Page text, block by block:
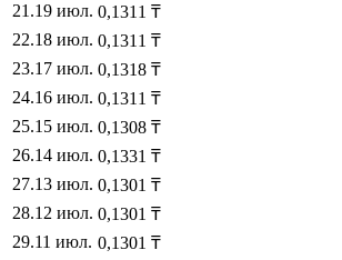
21 .19 июл. 0,1311 ₸
22.18 июл. 0,1311 ₸
23.17 июл. 0,1318 ₸
24.16 июл. 0,1311 ₸
25.15 июл. 0,1308 ₸
26.14 июл. 0,1331 ₸
27.13 июл. 0,1301 ₸
28.12 июл. 0,1301 ₸
29.11 июл. 0,1301 ₸